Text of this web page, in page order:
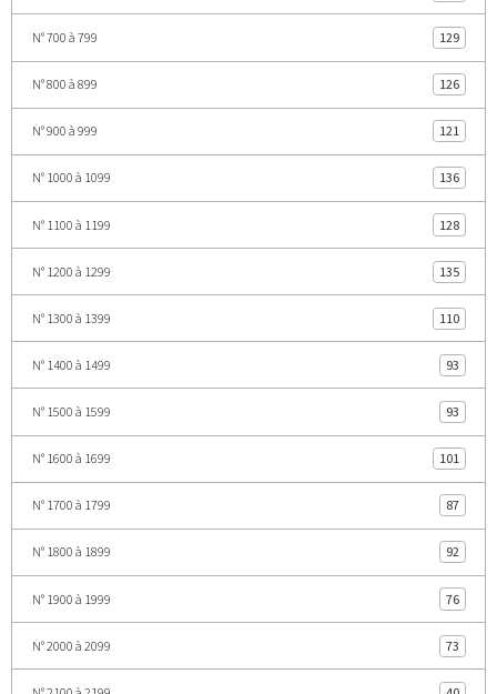
N° 700 à 799 129
N° 800 à 899 126
N° 900 à 999 121
N° 1000 à 1099 136
N° 1100 à 1199 128
N° 1200 à 1299 135
N° 1300 à 1399 110
N° 1400 à 1499 93
N° 1500 à 1599 93
N° 1600 à 1699 101
N° 1700 à 1799 87
N° 1800 à 1899 92
N° 1900 à 1999 76
N° 2000 à 2099 73